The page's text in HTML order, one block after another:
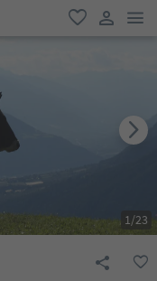
favoriti
user link
1/23